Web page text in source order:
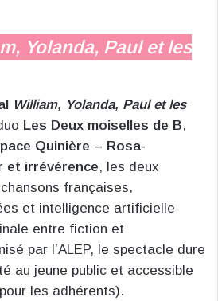
Yolanda, Paul et les
William, Yolanda, Paul et les
Les Deux moiselles de B,
Quinière – Rosa-
et irrévérence, les deux
françaises,
et intelligence artificielle
entre fiction et
par l’ALEP, le spectacle dure
au jeune public et accessible
les adhérents).